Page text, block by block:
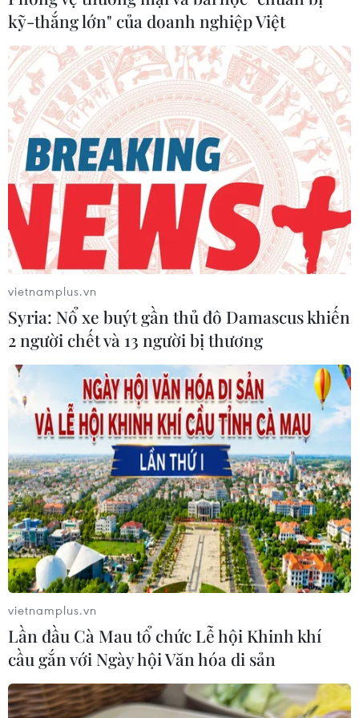
kỹ-thắng lớn" của doanh nghiệp Việt
vietnamplus.vn
Syria: Nổ xe buýt gần thủ đô Damascus khiến
2 người chết và 13 người bị thương
vietnamplus.vn
Lần đầu Cà Mau tổ chức Lễ hội Khinh khí
cầu gắn với Ngày hội Văn hóa di sản